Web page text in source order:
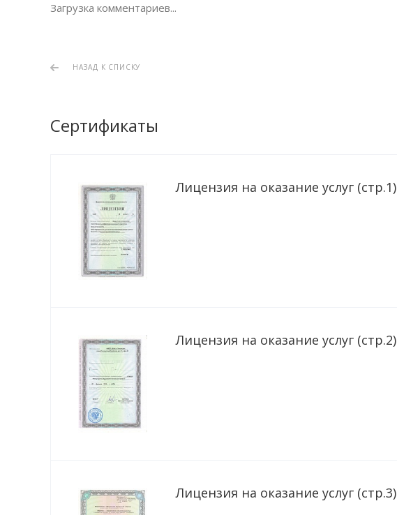
Загрузка комментариев...
НАЗАД К СПИСКУ
Сертификаты
Лицензия на оказание услуг (стр.1)
Лицензия на оказание услуг (стр.2)
Лицензия на оказание услуг (стр.3)